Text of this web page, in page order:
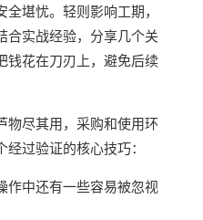
堪忧。轻则影响工期，
合实战经验，分享几个关
钱花在刀刃上，避免后续
物尽其用，采购和使用环
过验证的核心技巧：
作中还有一些容易被忽视